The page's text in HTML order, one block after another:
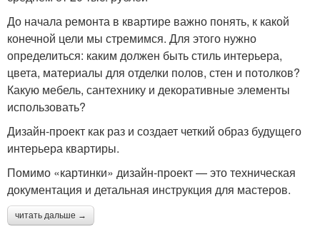
До начала ремонта в квартире важно понять, к какой
конечной цели мы стремимся. Для этого нужно
определиться: каким должен быть стиль интерьера,
цвета, материалы для отделки полов, стен и потолков?
Какую мебель, сантехнику и декоративные элементы
использовать?
Дизайн-проект как раз и создает четкий образ будущего
интерьера квартиры.
Помимо «картинки» дизайн-проект — это техническая
документация и детальная инструкция для мастеров.
читать дальше →